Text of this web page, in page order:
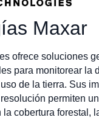
Maxar
ofrece soluciones
para monitorear la
de la tierra. Sus
permiten
cobertura forestal,